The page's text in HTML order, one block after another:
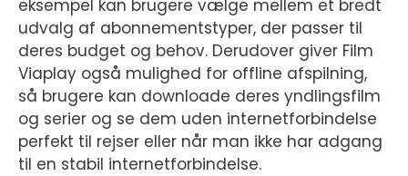
eksempel kan brugere vælge mellem et bredt
udvalg af abonnementstyper, der passer til
deres budget og behov. Derudover giver Film
Viaplay også mulighed for offline afspilning,
så brugere kan downloade deres yndlingsfilm
og serier og se dem uden internetforbindelse
perfekt til rejser eller når man ikke har adgang
til en stabil internetforbindelse.